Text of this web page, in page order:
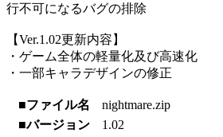
行不可になるバグの排除
【Ver.1.02更新内容】
・ゲーム全体の軽量化及び高速化
・一部キャラデザインの修正
■ファイル名
nightmare.zip
■バージョン
1.02